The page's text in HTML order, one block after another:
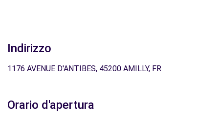
Indirizzo
1176 AVENUE D'ANTIBES, 45200 AMILLY, FR
Orario d'apertura